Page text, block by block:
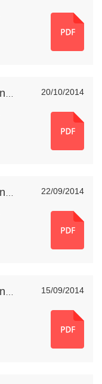
20/10/2014
22/09/2014
15/09/2014